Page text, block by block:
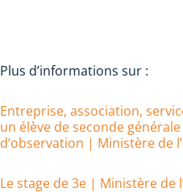
Plus d’informations sur :
Entreprise, association,
un élève de seconde
d’observation | Ministère de
Le stage de 3e | Ministère de